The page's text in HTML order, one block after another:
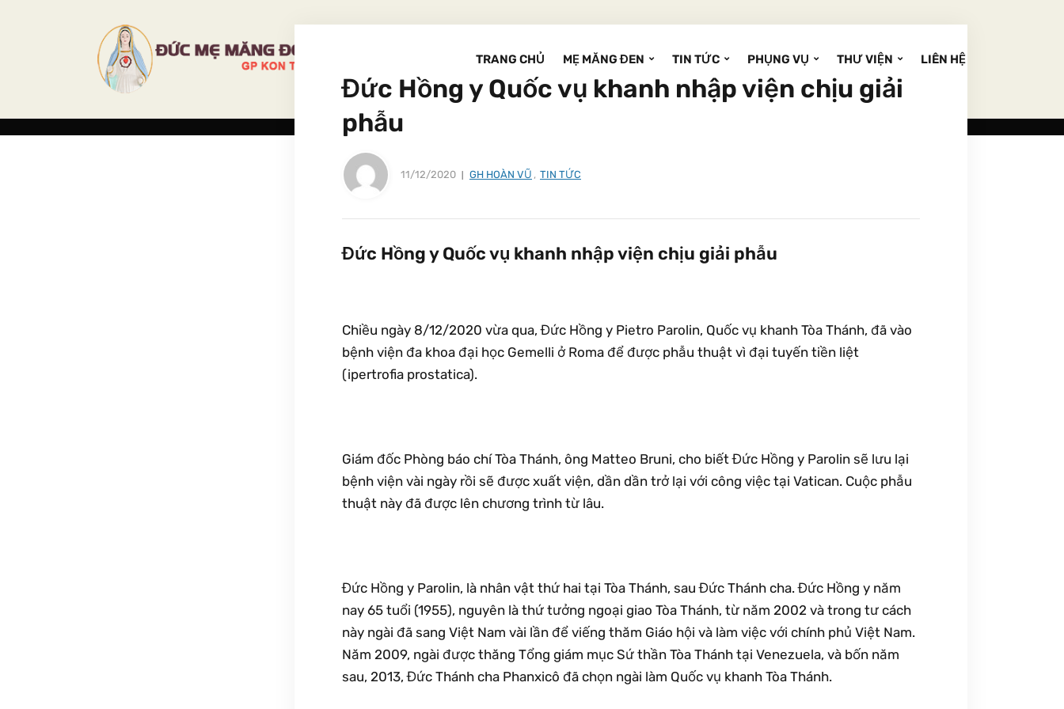
TRANG CHỦ MẸ MĂNG ĐEN TIN TỨC PHỤNG VỤ THƯ VIỆN LIÊN HỆ
Đức Hồng y Quốc vụ khanh nhập viện chịu giải
phẫu
11/12/2020 GH HOÀN VŨ , TIN TỨC
Đức Hồng y Quốc vụ khanh nhập viện chịu giải phẫu
Chiều ngày 8/12/2020 vừa qua, Đức Hồng y Pietro Parolin, Quốc vụ khanh Tòa Thánh, đã vào
bệnh viện đa khoa đại học Gemelli ở Roma để được phẫu thuật vì đại tuyến tiền liệt
(ipertrofia prostatica).
Giám đốc Phòng báo chí Tòa Thánh, ông Matteo Bruni, cho biết Đức Hồng y Parolin sẽ lưu lại
bệnh viện vài ngày rồi sẽ được xuất viện, dần dần trở lại với công việc tại Vatican. Cuộc phẫu
thuật này đã được lên chương trình từ lâu.
Đức Hồng y Parolin, là nhân vật thứ hai tại Tòa Thánh, sau Đức Thánh cha. Đức Hồng y năm
nay 65 tuổi (1955), nguyên là thứ tưởng ngoại giao Tòa Thánh, từ năm 2002 và trong tư cách
này ngài đã sang Việt Nam vài lần để viếng thăm Giáo hội và làm việc với chính phủ Việt Nam.
Năm 2009, ngài được thăng Tổng giám mục Sứ thần Tòa Thánh tại Venezuela, và bốn năm
sau, 2013, Đức Thánh cha Phanxicô đã chọn ngài làm Quốc vụ khanh Tòa Thánh.